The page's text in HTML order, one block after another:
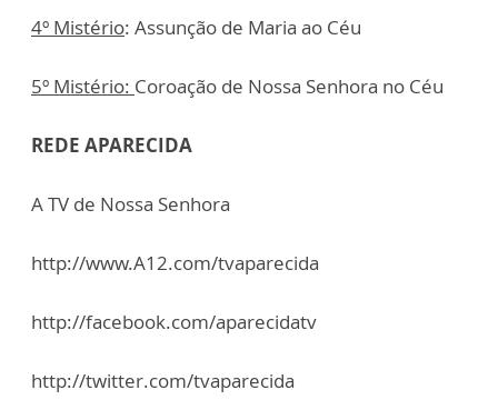
4º Mistério: Assunção de Maria ao Céu
5º Mistério: Coroação de Nossa Senhora no Céu
REDE APARECIDA
A TV de Nossa Senhora
http://www.A12.com/tvaparecida
http://facebook.com/aparecidatv
http://twitter.com/tvaparecida